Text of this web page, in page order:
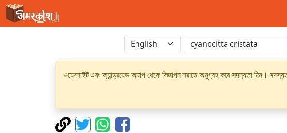
ওয়েবসাইট এবং অ্যান্ড্রয়েড অ্যাপ থেকে বিজ্ঞাপন সরাতে অনুগ্রহ করে সদস্যতা নিন।